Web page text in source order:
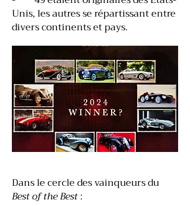
Unis, les autres se répartissant entre
divers continents et pays.
Dans le cercle des vainqueurs du
Best of the Best: